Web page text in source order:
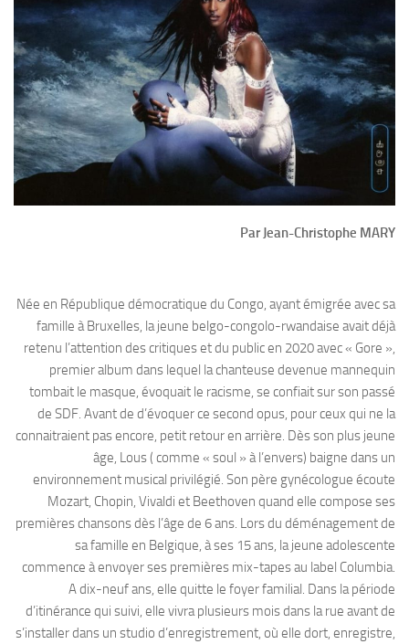
Par Jean-Christophe MARY
Née en République démocratique du Congo, ayant émigrée avec sa
famille à Bruxelles, la jeune belgo-congolo-rwandaise avait déjà
retenu l’attention des critiques et du public en 2020 avec « Gore »,
premier album dans lequel la chanteuse devenue mannequin
tombait le masque, évoquait le racisme, se confiait sur son passé
de SDF. Avant de d’évoquer ce second opus, pour ceux qui ne la
connaitraient pas encore, petit retour en arrière. Dès son plus jeune
âge, Lous ( comme « soul » à l’envers) baigne dans un
environnement musical privilégié. Son père gynécologue écoute
Mozart, Chopin, Vivaldi et Beethoven quand elle compose ses
premières chansons dès l’âge de 6 ans. Lors du déménagement de
sa famille en Belgique, à ses 15 ans, la jeune adolescente
commence à envoyer ses premières mix-tapes au label Columbia.
A dix-neuf ans, elle quitte le foyer familial. Dans la période
d’itinérance qui suivi, elle vivra plusieurs mois dans la rue avant de
s’installer dans un studio d’enregistrement, où elle dort, enregistre,